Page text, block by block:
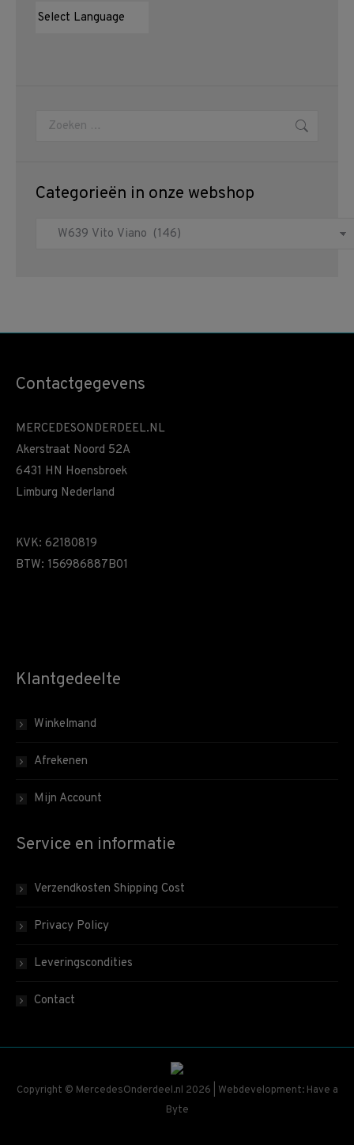
Zoeken:
Categorieën in onze webshop
Contactgegevens
MERCEDESONDERDEEL.NL
Akerstraat Noord 52A
6431 HN Hoensbroek
Limburg Nederland
KVK: 62180819
BTW: 156986887B01
Klantgedeelte
Winkelmand
Afrekenen
Mijn Account
Service en informatie
Verzendkosten Shipping Cost
Privacy Policy
Leveringscondities
Contact
Copyright © MercedesOnderdeel.nl 2026 | Webdevelopment: Have a
Byte